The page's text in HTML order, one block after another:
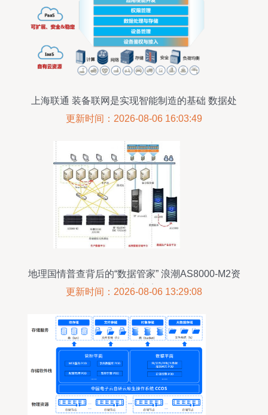
上海联通 装备联网是实现智能制造的基础 数据处
理与存储服务赋能产业升级
更新时间：2026-08-06 16:03:49
地理国情普查背后的“数据管家” 浪潮AS8000-M2资
源整合容灾方案解析
更新时间：2026-08-06 13:29:08